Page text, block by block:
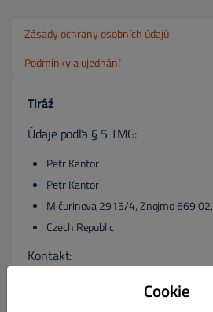
Zásady ochrany osobních údajů
Podmínky a ujednání
Tiráž
Údaje podľa § 5 TMG:
Petr Kantor
Petr Kantor
Mičurinova 2915/4, Znojmo 669 02,
Czech Republic
Kontakt:
Cookie